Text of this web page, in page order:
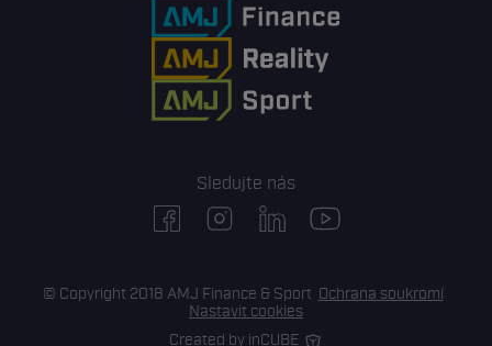
Sledujte nás
facebookinstagramlinkedin
© Copyright 2018 AMJ Finance & Sport Ochrana soukromí
Nastavit cookies
Created by inCUBE